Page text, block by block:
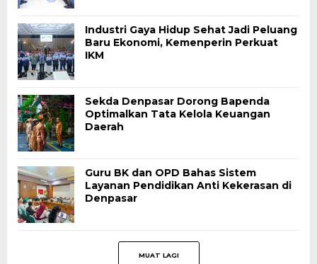
Industri Gaya Hidup Sehat Jadi Peluang
Baru Ekonomi, Kemenperin Perkuat
IKM
Sekda Denpasar Dorong Bapenda
Optimalkan Tata Kelola Keuangan
Daerah
Guru BK dan OPD Bahas Sistem
Layanan Pendidikan Anti Kekerasan di
Denpasar